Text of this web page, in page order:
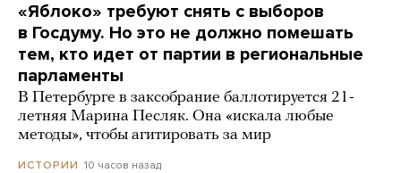
«Яблоко» требуют снять с выборов
в Госдуму. Но это не должно помешать
тем, кто идет от партии в региональные
парламенты
В Петербурге в заксобрание баллотируется 21-
летняя Марина Песляк. Она «искала любые
методы», чтобы агитировать за мир
ИСТОРИИ 10 часов назад